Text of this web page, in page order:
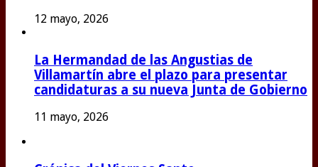
12 mayo, 2026
La Hermandad de las Angustias de
Villamartín abre el plazo para presentar
candidaturas a su nueva Junta de Gobierno
11 mayo, 2026